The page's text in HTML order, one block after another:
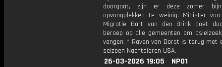
doorgaat, zijn er deze zomer
opvangplekken te weinig. Minister
Migratie Bart van den Brink doet
beroep op alle gemeenten om
vangen. * Raven van Dorst is terug met
seizoen Nachtdieren USA.
26-03-2026 19:05
NPO1